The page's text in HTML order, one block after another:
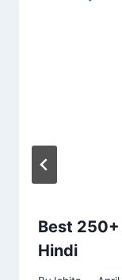
Best 250+
Hindi